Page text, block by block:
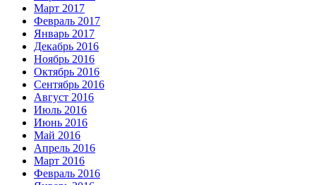
Март 2017
Февраль 2017
Январь 2017
Декабрь 2016
Ноябрь 2016
Октябрь 2016
Сентябрь 2016
Август 2016
Июль 2016
Июнь 2016
Май 2016
Апрель 2016
Март 2016
Февраль 2016